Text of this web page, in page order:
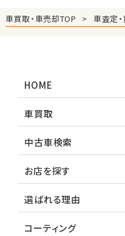
車買取・車売却TOP 車査定
HOME
車買取
中古車検索
お店を探す
選ばれる理由
コーティング